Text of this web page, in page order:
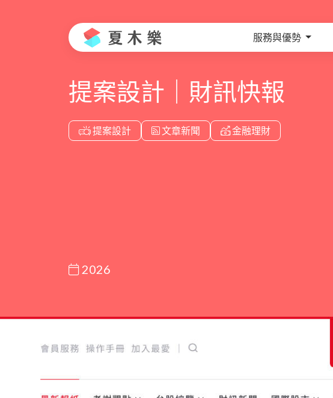
服務與優勢
提案設計｜財訊快報
提案設計 文章新聞 金融理財
2026